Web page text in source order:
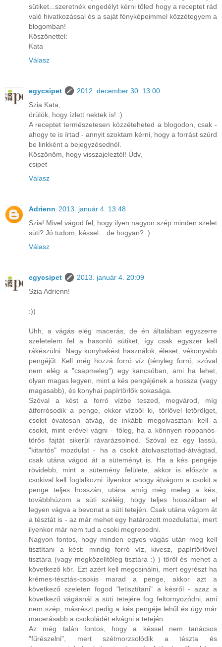
sütiket...szeretnék engedélyt kérni tőled hogy a receptet rád
való hivatkozással és a saját fényképeimmel közzétegyem a
blogomban!
Köszönettel:
Kata
Válasz
egycsipet
2012. december 30. 13:00
Szia Kata,
örülök, hogy ízlett nektek is! :)
A receptet természetesen közzéteheted a blogodon, csak -
ahogy te is írtad - annyit szoktam kérni, hogy a forrást szúrd
be linkként a bejegyzésednél.
Köszönöm, hogy visszajeleztél! Üdv,
csipet
Válasz
Adrienn 2013. január 4. 13:48
Szia! Mivel vágod fel, hogy ilyen nagyon szép minden szelet
süti? Jó tudom, késsel... de hogyan? :)
Válasz
egycsipet
2013. január 4. 20:09
Szia Adrienn!
:))
Uhh, a vágás elég macerás, de én általában egyszerre
szeletelem fel a hasonló sütiket, így csak egyszer kell
rákészülni. Nagy konyhakést használok, éleset, vékonyabb
pengéjűt. Kell még hozzá forró víz (tényleg forró, szóval
nem elég a "csapmeleg") egy kancsóban, ami ha lehet,
olyan magas legyen, mint a kés pengéjének a hossza (vagy
magasabb), és konyhai papírtörlők sokasága.
Szóval a kést a forró vízbe teszed, megvárod, míg
átforrósodik a penge, ekkor vízből ki, törlővel letörölget,
csokit óvatosan átvág, de inkább megolvasztani kell a
csokit, mint erővel vágni - főleg, ha a könnyen roppanós-
törős fajtát sikerül rávarázsolnod. Szóval ez egy lassú,
"kitartós" mozdulat - ha a csokit átolvasztottad-átvágtad,
csak utána vágod át a süteményt is. Ha a kés pengéje
rövidebb, mint a sütemény felülete, akkor is először a
csokival kell foglalkozni: ilyenkor ahogy átvágom a csokit a
penge teljes hosszán, utána amíg még meleg a kés,
továbbhúzom a süti széléig, hogy teljes hosszában el
legyen vágva a bevonat a süti tetején. Csak utána vágom át
a tésztát is - az már mehet egy határozott mozdulattal, mert
ilyenkor már nem tud a csoki megrepedni.
Nagyon fontos, hogy minden egyes vágás után meg kell
tisztítani a kést: mindig forró víz, kivesz, papírtörlővel
tisztára (vagy megközelítőleg tisztára :) ) töröl és mehet a
következő kör. Ezt azért kell megcsinálni, mert egyrészt ha
krémes-tésztás-csokis marad a penge, akkor azt a
következő szeleten fogod "letisztítani" a késről - azaz a
következő vágásnál a süti tetejére fog feltornyozódni, ami
nem szép, másrészt pedig a kés pengéje lehűl és úgy már
macerásabb a csokoládét elvágni a tetején.
Az még talán fontos, hogy a késsel nem tanácsos
"fűrészelni", mert szétmorzsolódik a tészta és